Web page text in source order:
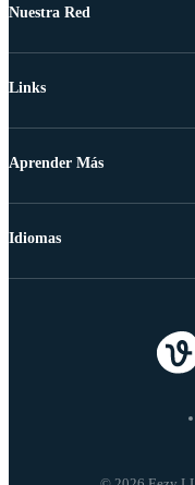
Nuestra Red
Links
Aprender Más
Idiomas